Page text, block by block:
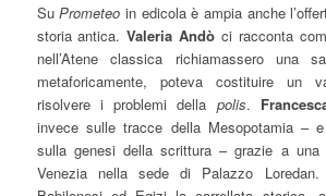
SuPrometeo in edicola è ampia anche
storia antica.Valeria Andò ci racconta
nell’Atene classica richiamassero una
metaforicamente, poteva costituire un
risolvere i problemi della polis.
invece sulle tracce della Mesopotamia –
sulla genesi della scrittura – grazie a una
Venezia nella sede di Palazzo